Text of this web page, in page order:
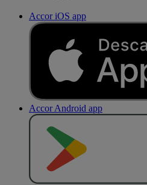
Accor iOS app
Accor Android app